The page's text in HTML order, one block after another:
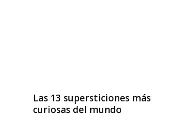
Las 13 supersticiones más
curiosas del mundo